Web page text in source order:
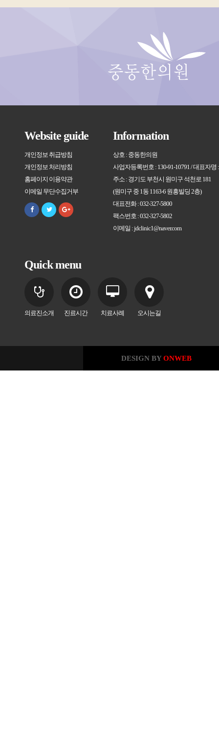
Website guide
개인정보 취급방침
개인정보 처리방침
홈페이지 이용약관
이메일 무단수집거부
Information
상호 : 중동한의원
사업자등록번호 : 130-91-10791 / 대표자명
주소 : 경기도 부천시 원미구 석천로 181
(원미구 중 1동 1163-6 원흥빌딩 2층)
대표전화 : 032-327-5800
팩스번호 : 032-327-5802
이메일 : jdclinic1@naver.com
Quick menu
의료진소개 진료시간 치료사례 오시는길
DESIGN BYONWEB